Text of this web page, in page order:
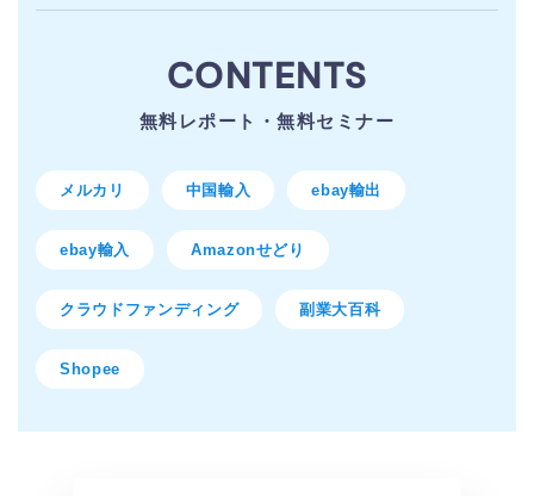
CONTENTS
無料レポート・無料セミナー
メルカリ 中国輸入 ebay輸出
ebay輸入 Amazonせどり
クラウドファンディング 副業大百科
Shopee